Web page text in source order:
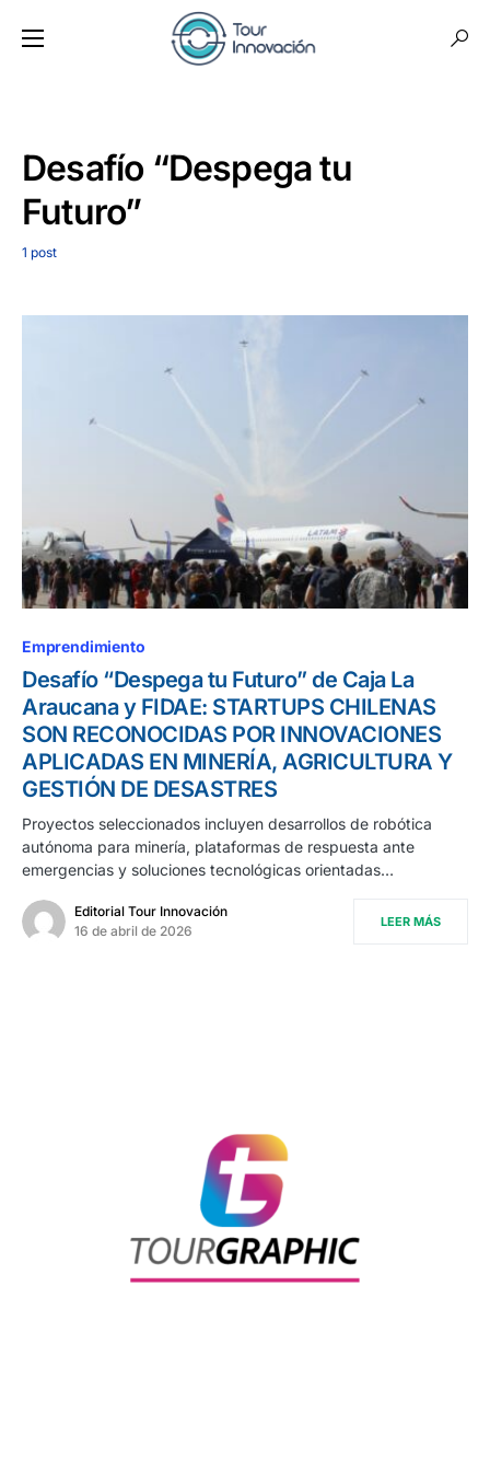
Desafío “Despega tu
Futuro”
1 post
Emprendimiento
Desafío “Despega tu Futuro” de Caja La
Araucana y FIDAE: STARTUPS CHILENAS
SON RECONOCIDAS POR INNOVACIONES
APLICADAS EN MINERÍA, AGRICULTURA Y
GESTIÓN DE DESASTRES
Proyectos seleccionados incluyen desarrollos de robótica
autónoma para minería, plataformas de respuesta ante
emergencias y soluciones tecnológicas orientadas…
Editorial Tour Innovación
16 de abril de 2026
LEER MÁS